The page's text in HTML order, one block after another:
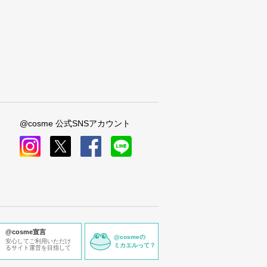
@cosme 公式SNSアカウント
@cosme宣言
安心してご利用いただけ
るサイト運営を目指して
@cosmeの
ミカエルって？